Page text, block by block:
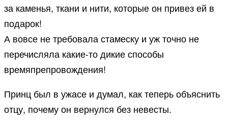
за каменья, ткани и нити, которые он привез ей в
подарок!
А вовсе не требовала стамеску и уж точно не
перечисляла какие-то дикие способы
времяпрепровождения!
Принц был в ужасе и думал, как теперь объяснить
отцу, почему он вернулся без невесты.